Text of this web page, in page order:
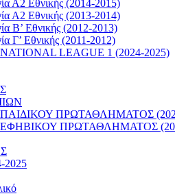
Α2 Εθνικής (2014-2015)
Α2 Εθνικής (2013-2014)
Β’ Εθνικής (2012-2013)
Γ’ Εθνικής (2011-2012)
LEAGUE 1 (2024-2025)
ΠΡΩΤΑΘΛΗΜΑΤΟΣ
ΠΡΩΤΑΘΛΗΜΑΤΟΣ
2025